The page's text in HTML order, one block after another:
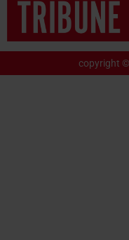
copyright ©